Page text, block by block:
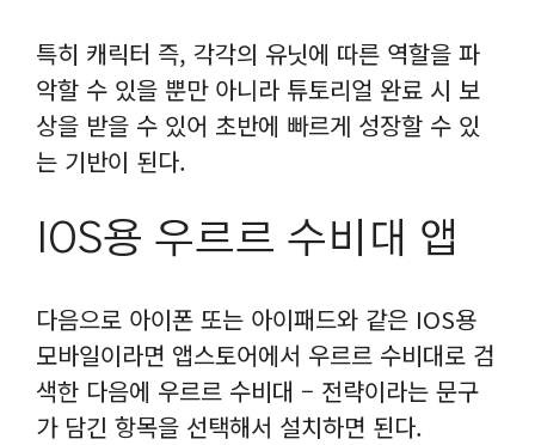
특히 캐릭터 즉, 각각의 유닛에 따른 역할을 파
악할 수 있을 뿐만 아니라 튜토리얼 완료 시 보
상을 받을 수 있어 초반에 빠르게 성장할 수 있
는 기반이 된다.
IOS용 우르르 수비대 앱
다음으로 아이폰 또는 아이패드와 같은 IOS용
모바일이라면 앱스토어에서 우르르 수비대로 검
색한 다음에 우르르 수비대 – 전략이라는 문구
가 담긴 항목을 선택해서 설치하면 된다.